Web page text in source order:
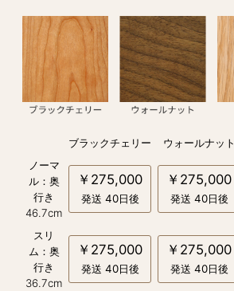
ブラックチェリー ウォールナット
ノーマ
ル：奥
行き
46.7cm
￥275,000
発送 40日後
￥275,000
発送 40日後
スリ
ム：奥
行き
36.7cm
￥275,000
発送 40日後
￥275,000
発送 40日後